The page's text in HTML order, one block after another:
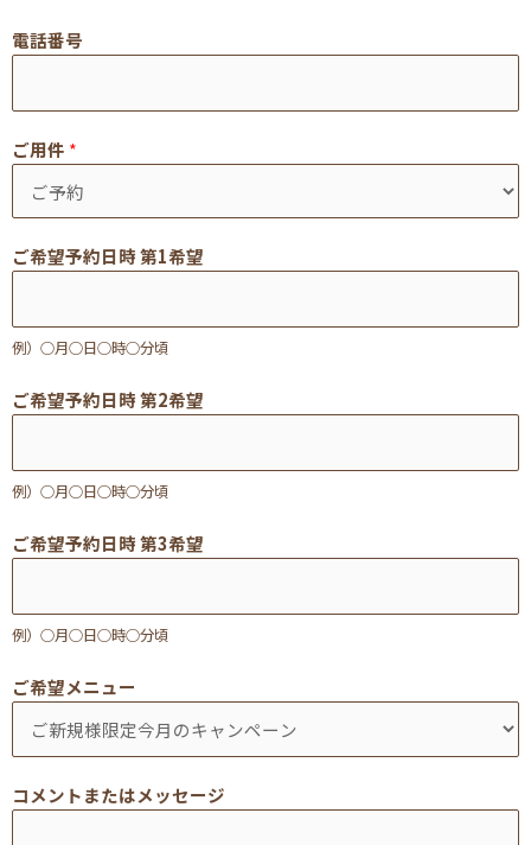
電話番号
ご用件 *
ご希望予約日時 第1希望
例）○月○日○時○分頃
ご希望予約日時 第2希望
例）○月○日○時○分頃
ご希望予約日時 第3希望
例）○月○日○時○分頃
ご希望メニュー
コメントまたはメッセージ